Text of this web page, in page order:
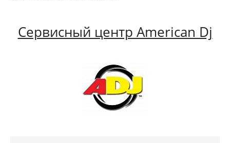
Сервисный центр American Dj